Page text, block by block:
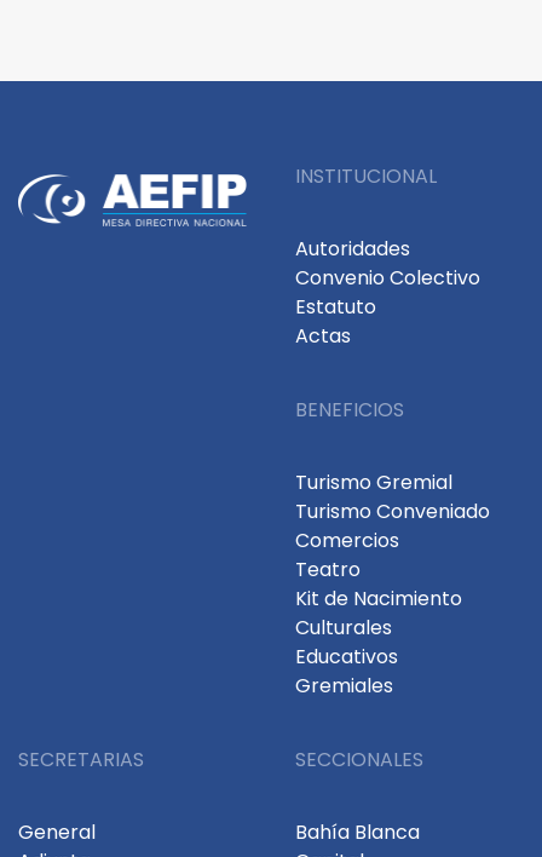
INSTITUCIONAL
Autoridades
Convenio Colectivo
Estatuto
Actas
BENEFICIOS
Turismo Gremial
Turismo Conveniado
Comercios
Teatro
Kit de Nacimiento
Culturales
Educativos
Gremiales
SECRETARIAS
General
SECCIONALES
Bahía Blanca